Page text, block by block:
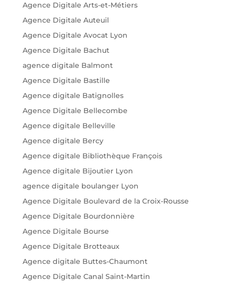
Agence Digitale Arts-et-Métiers
Agence Digitale Auteuil
Agence Digitale Avocat Lyon
Agence Digitale Bachut
agence digitale Balmont
Agence Digitale Bastille
Agence digitale Batignolles
Agence Digitale Bellecombe
Agence digitale Belleville
Agence digitale Bercy
Agence digitale Bibliothèque François
Agence digitale Bijoutier Lyon
agence digitale boulanger Lyon
Agence Digitale Boulevard de la Croix-Rousse
Agence Digitale Bourdonnière
Agence Digitale Bourse
Agence Digitale Brotteaux
Agence digitale Buttes-Chaumont
Agence Digitale Canal Saint-Martin